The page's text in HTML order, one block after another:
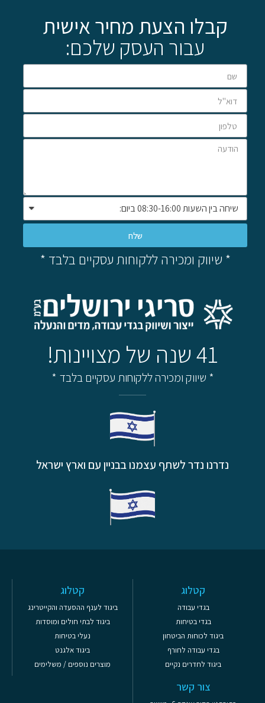
קבלו הצעת מחיר אישית
עבור העסק שלכם:
שלח
* שיווק ומכירה ללקוחות עסקיים בלבד *
41 שנה של מצויינות!
* שיווק ומכירה ללקוחות עסקיים בלבד *
נדרנו נדר לשתף עצמנו בבניין עם וארץ ישראל
קטלוג
בגדי עבודה
בגדי בטיחות
ביגוד לכוחות הביטחון
בגדי עבודה לחורף
ביגוד לחדרים נקיים
קטלוג
ביגוד לענף ההסעדה והקייטרינג
ביגוד לבתי חולים ומוסדות
נעלי בטיחות
ביגוד אלגנט
מוצרים נוספים / משלימים
צור קשר